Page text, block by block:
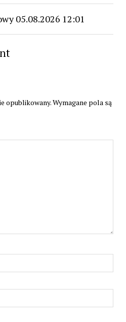
05.08.2026 12:01
opublikowany.Wymagane pola są